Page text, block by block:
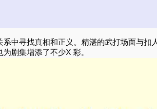
中寻找真相和正义。精湛的武打场面与扣
剧集增添了不少X 彩。